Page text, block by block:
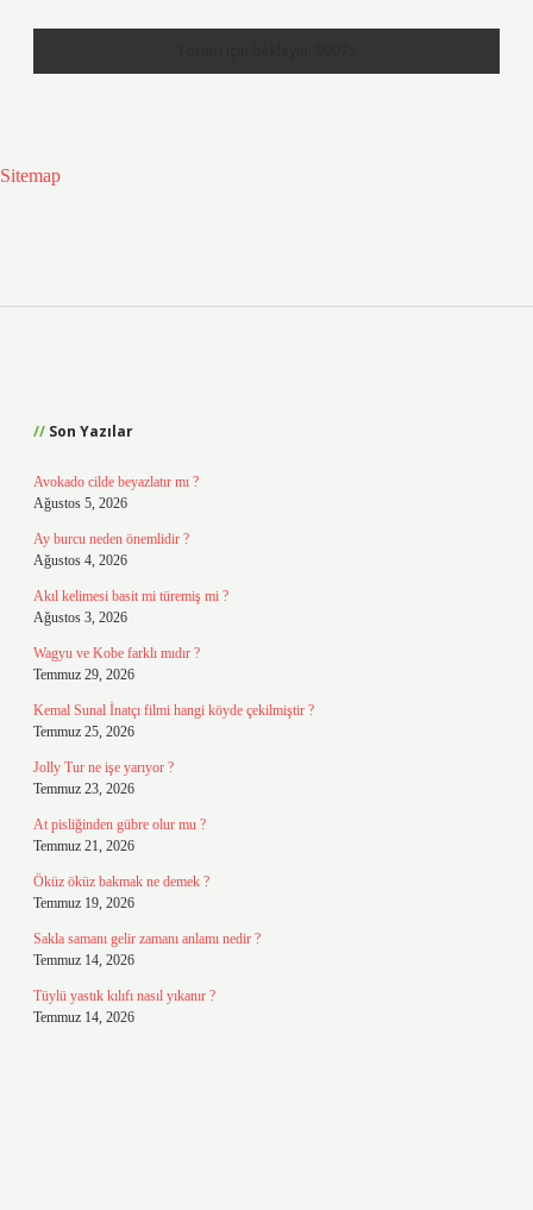
Sitemap
Son Yazılar
Avokado cilde beyazlatır mı ?
Ağustos 5, 2026
Ay burcu neden önemlidir ?
Ağustos 4, 2026
Akıl kelimesi basit mi türemiş mi ?
Ağustos 3, 2026
Wagyu ve Kobe farklı mıdır ?
Temmuz 29, 2026
Kemal Sunal İnatçı filmi hangi köyde çekilmiştir ?
Temmuz 25, 2026
Jolly Tur ne işe yarıyor ?
Temmuz 23, 2026
At pisliğinden gübre olur mu ?
Temmuz 21, 2026
Öküz öküz bakmak ne demek ?
Temmuz 19, 2026
Sakla samanı gelir zamanı anlamı nedir ?
Temmuz 14, 2026
Tüylü yastık kılıfı nasıl yıkanır ?
Temmuz 14, 2026